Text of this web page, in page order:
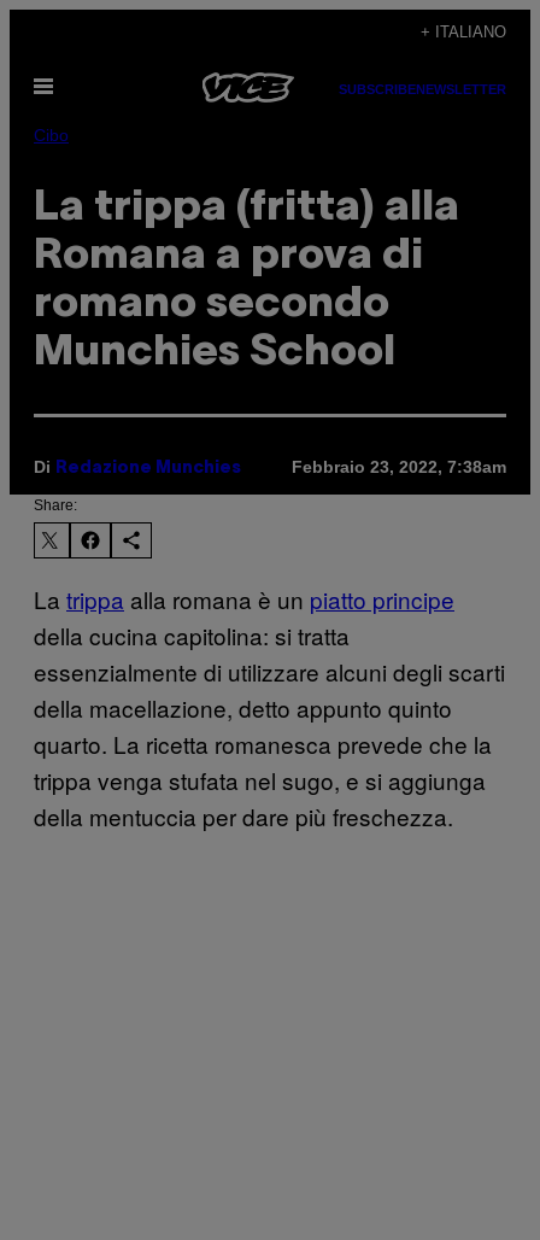
contenuto
+ ITALIANO
Apri
SUBSCRIBENEWSLETTER
Cibo
La trippa (fritta) alla
Romana a prova di
romano secondo
Munchies School
Di Redazione Munchies Febbraio 23, 2022, 7:38am
Share:
La trippa alla romana è un piatto principe
della cucina capitolina: si tratta
essenzialmente di utilizzare alcuni degli scarti
della macellazione, detto appunto quinto
quarto. La ricetta romanesca prevede che la
trippa venga stufata nel sugo, e si aggiunga
della mentuccia per dare più freschezza.